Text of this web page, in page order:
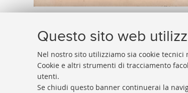
Questo sito web
Nel nostro sito utilizziamo sia cookie
Cookie e altri strumenti di tracciamento
utenti.
Se chiudi questo banner continuerai la
BIBLIOTECA